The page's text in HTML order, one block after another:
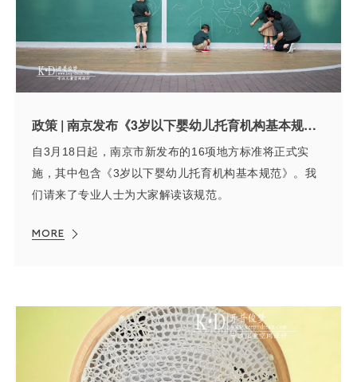
政策 | 南京发布《3岁以下婴幼儿托育机构基本规范》，这些细节有所调整
自3月18日起，南京市新发布的16项地方标准将正式实
施，其中包含《3岁以下婴幼儿托育机构基本规范》。我
们请来了专业人士为大家解读该规范。
MORE